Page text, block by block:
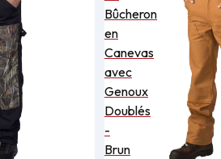
Bûcheron
en
Canevas
avec
Genoux
Doublés
-
Brun